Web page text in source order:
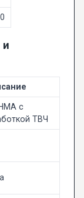
и
с
ТВЧ